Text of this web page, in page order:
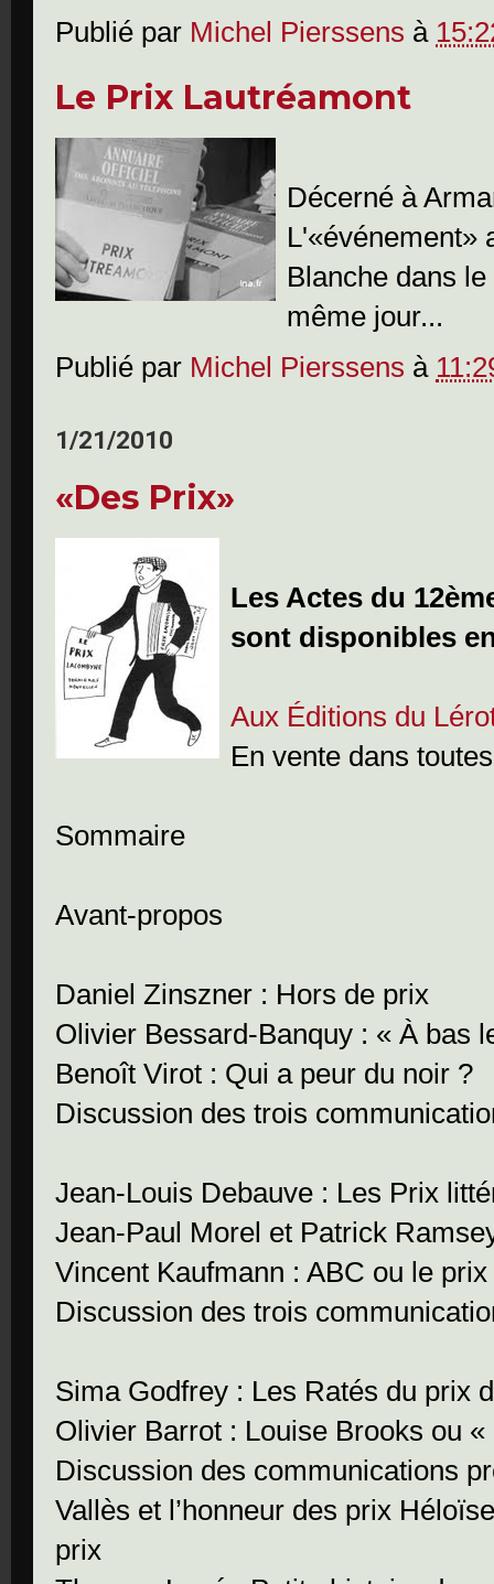
Publié par Michel Pierssens à
Le Prix Lautréamont
Décerné à
L'«événement»
Blanche dans
même jour...
Publié par Michel Pierssens à
1/21/2010
«Des Prix»
Les Actes du
sont disponibles
Aux Éditions du
En vente dans
Sommaire
Avant-propos
Daniel Zinszner : Hors de prix
Olivier Bessard-Banquy : « À bas
Benoît Virot : Qui a peur du noir ?
Discussion des trois
Jean-Louis Debauve : Les Prix
Jean-Paul Morel et Patrick
Vincent Kaufmann : ABC ou le
Discussion des trois
Sima Godfrey : Les Ratés du prix
Olivier Barrot : Louise Brooks ou
Discussion des communications
Vallès et l’honneur des prix
prix